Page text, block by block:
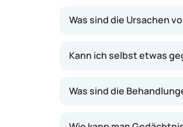
Das
Das
Informationen
Personen, die unter
Was sind die Ursachen
Kann ich selbst etwas
Was sind die